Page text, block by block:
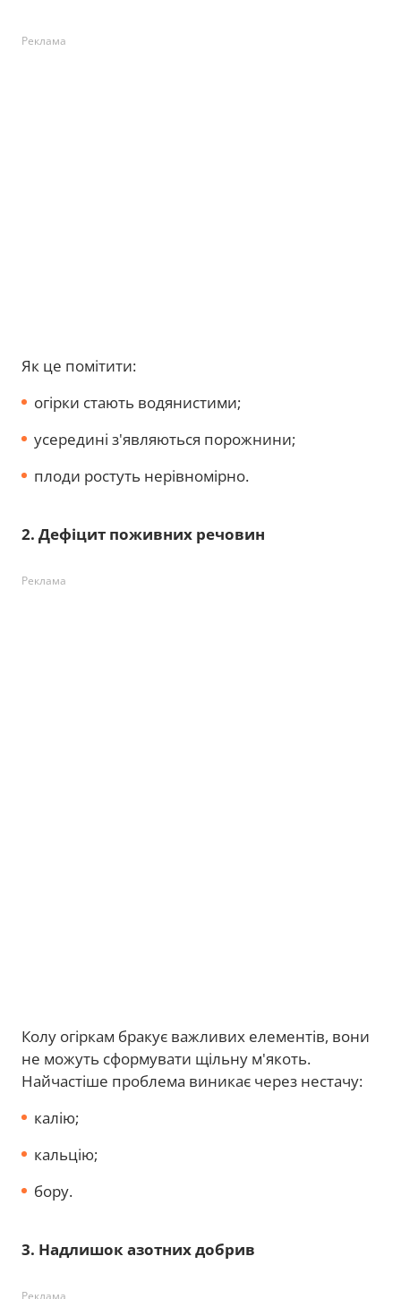
Реклама
Як це помітити:
огірки стають водянистими;
усередині з'являються порожнини;
плоди ростуть нерівномірно.
2. Дефіцит поживних речовин
Реклама
Колу огіркам бракує важливих елементів, вони
не можуть сформувати щільну м'якоть.
Найчастіше проблема виникає через нестачу:
калію;
кальцію;
бору.
3. Надлишок азотних добрив
Реклама